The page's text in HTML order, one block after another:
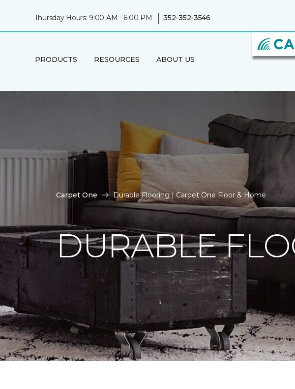
Thursday Hours: 9:00 AM - 6:00 PM | 352-352-3546
PRODUCTS RESOURCES ABOUT US
Carpet One Durable Flooring | Carpet One Floor & Home
DURABLE